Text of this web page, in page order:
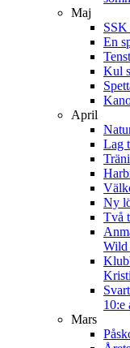
Maj
SSK
En
Kul
April
Lag
Ny
Två
Wild
10:e
Mars